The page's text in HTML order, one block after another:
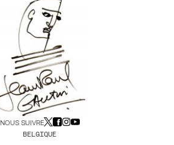
NOUS SUIVRE
BELGIQUE